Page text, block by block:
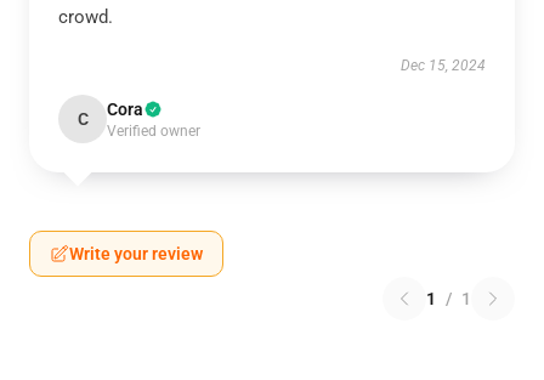
crowd.
Dec 15, 2024
C Cora
Verified owner
Write your review
1 / 1